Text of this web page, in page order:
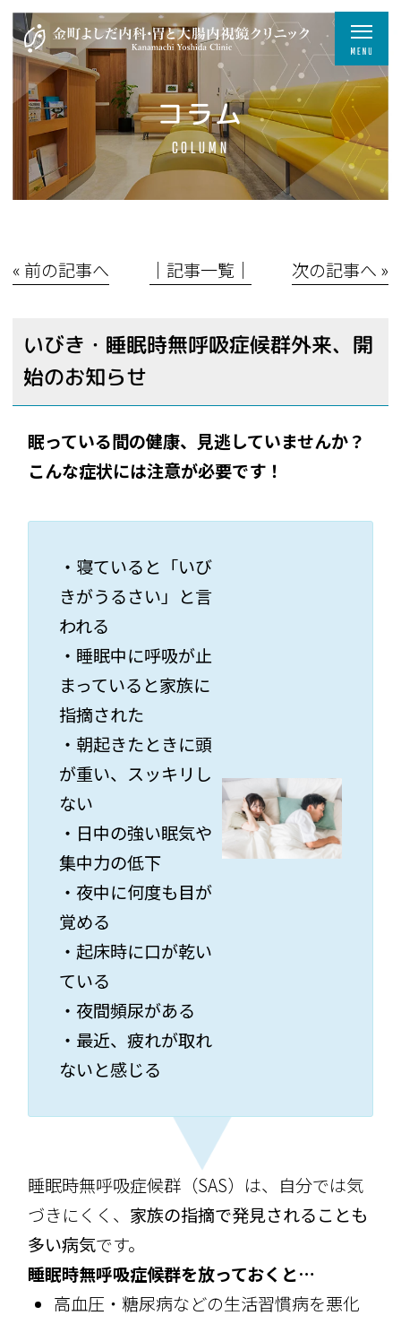
コラム
COLUMN
« 前の記事へ │記事一覧│ 次の記事へ »
いびき・睡眠時無呼吸症候群外来、開
始のお知らせ
眠っている間の健康、見逃していませんか？
こんな症状には注意が必要です！
・寝ていると「いび
きがうるさい」と言
われる
・睡眠中に呼吸が止
まっていると家族に
指摘された
・朝起きたときに頭
が重い、スッキリし
ない
・日中の強い眠気や
集中力の低下
・夜中に何度も目が
覚める
・起床時に口が乾い
ている
・夜間頻尿がある
・最近、疲れが取れ
ないと感じる
睡眠時無呼吸症候群（SAS）は、自分では気
づきにくく、 家族の指摘で発見されることも
多い病気です。
睡眠時無呼吸症候群を放っておくと…
高血圧・糖尿病などの生活習慣病を悪化